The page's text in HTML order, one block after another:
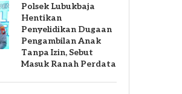
Polsek Lubukbaja
Hentikan
Penyelidikan Dugaan
Pengambilan Anak
Tanpa Izin, Sebut
Masuk Ranah Perdata